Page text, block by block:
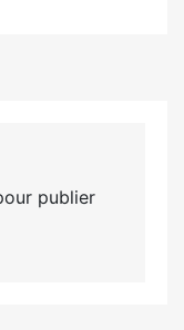
publier